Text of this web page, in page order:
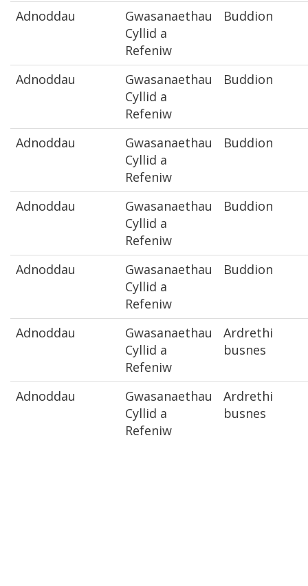
Adnoddau
Gwasanaethau
Cyllid a
Refeniw
Buddion
Adnoddau
Gwasanaethau
Cyllid a
Refeniw
Buddion
Adnoddau
Gwasanaethau
Cyllid a
Refeniw
Buddion
Adnoddau
Gwasanaethau
Cyllid a
Refeniw
Buddion
Adnoddau
Gwasanaethau
Cyllid a
Refeniw
Buddion
Adnoddau
Gwasanaethau
Cyllid a
Refeniw
Ardrethi
busnes
Adnoddau
Gwasanaethau
Cyllid a
Refeniw
Ardrethi
busnes